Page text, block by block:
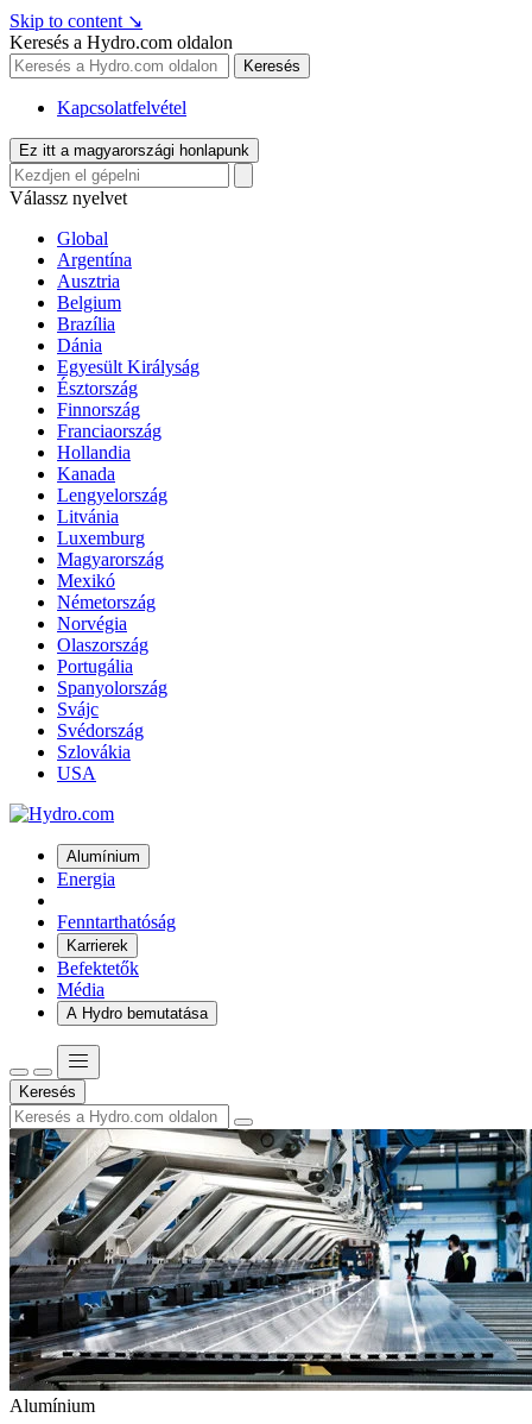
Skip to content ↘
Keresés a Hydro.com oldalon
Keresés
Kapcsolatfelvétel
Ez itt a magyarországi honlapunk
Válassz nyelvet
Global
Argentína
Ausztria
Belgium
Brazília
Dánia
Egyesült Királyság
Észtország
Finnország
Franciaország
Hollandia
Kanada
Lengyelország
Litvánia
Luxemburg
Magyarország
Mexikó
Németország
Norvégia
Olaszország
Portugália
Spanyolország
Svájc
Svédország
Szlovákia
USA
Alumínium
Energia
Fenntarthatóság
Karrierek
Befektetők
Média
A Hydro bemutatása
Keresés
Alumínium